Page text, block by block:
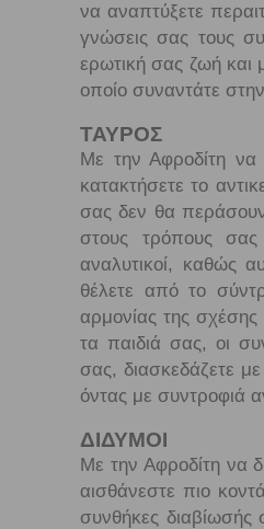
να αναπτύξετε
γνώσεις σας τους
ερωτική σας ζωή και
οποίο συναντάτε
ΤΑΥΡΟΣ
Με την Αφροδίτη να
κατακτήσετε το
σας δεν θα
στους τρόπους
αναλυτικοί, καθώς
θέλετε από το
αρμονίας της
τα παιδιά σας, οι
σας, διασκεδάζετε
όντας με συντροφιά
ΔΙΔΥΜΟΙ
Με την Αφροδίτη να
αισθάνεστε πιο
συνθήκες